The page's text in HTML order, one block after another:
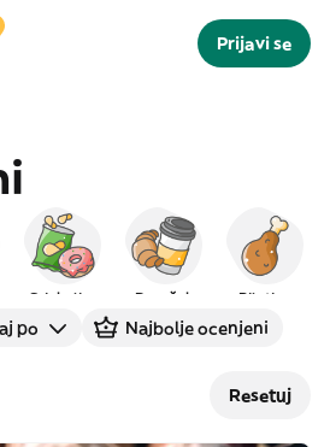
Prijavi se
Grickalice Doručak Piletina
po Najbolje ocenjeni
Resetuj